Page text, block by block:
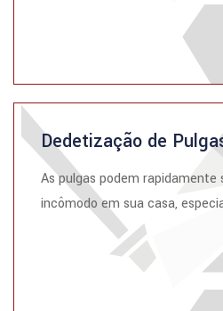
Dedetização de
As pulgas podem rapidamente
incômodo em sua casa,